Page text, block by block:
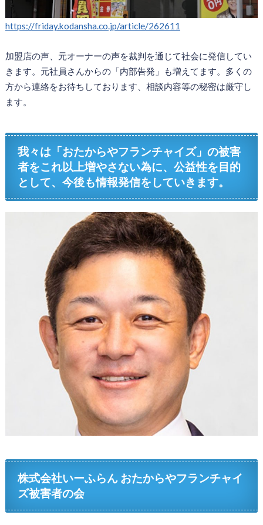
https://friday.kodansha.co.jp/article/262611
加盟店の声、元オーナーの声を裁判を通じて社会に発信してい
きます。元社員さんからの「内部告発」も増えてます。多くの
方から連絡をお待ちしております、相談内容等の秘密は厳守し
ます。
我々は「おたからやフランチャイズ」の被害
者をこれ以上増やさない為に、公益性を目的
として、今後も情報発信をしていきます。
株式会社いーふらん おたからやフランチャイ
ズ被害者の会